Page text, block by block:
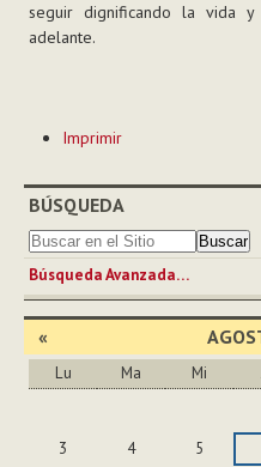
seguir dignificando la vida
adelante.
de
Imprimir
BÚSQUEDA
Búsqueda Avanzada…
«
Lu Ma Mi
3
4 5